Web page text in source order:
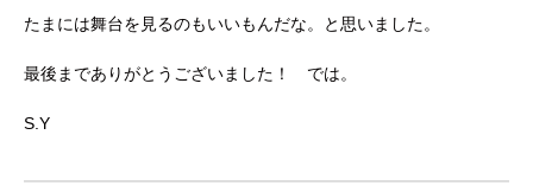
たまには舞台を見るのもいいもんだな。と思いました。
最後までありがとうございました！ では。
S.Y